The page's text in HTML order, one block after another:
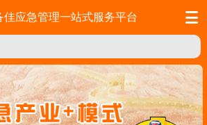
佳应急管理一站式服务平台 